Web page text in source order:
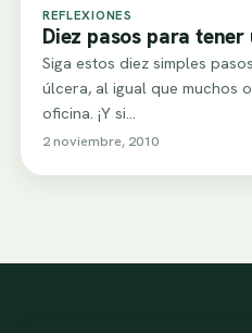
REFLEXIONES
Diez pasos para
Siga estos diez simples
úlcera, al igual que muchos
oficina. ¡Y si…
2 noviembre, 2010